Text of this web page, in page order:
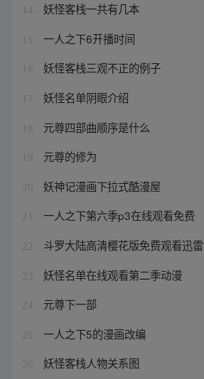
14 妖怪客栈一共有几本
15 一人之下6开播时间
16 妖怪客栈三观不正的例子
17 妖怪名单阴眼介绍
18 元尊四部曲顺序是什么
19 元尊的修为
20 妖神记漫画下拉式酷漫屋
21 一人之下第六季p3在线观看免费
22 斗罗大陆高清樱花版免费观看迅雷
23 妖怪名单在线观看第二季动漫
24 元尊下一部
25 一人之下5的漫画改编
26 妖怪客栈人物关系图